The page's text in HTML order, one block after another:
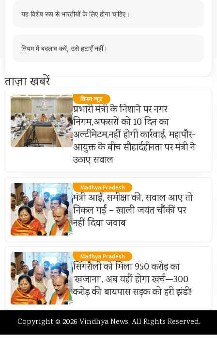
यह विशेष रूप से भारतीयों के लिए होना चाहिए।
नियम में बदलाव करें, उसे हटाएँ नहीं।
ताज़ा खबरें
विन्ध्य न्यूज़
प्रभारी मंत्री के निशाने पर नगर
निगम,अफसरों को 10 दिन का
अल्टीमेटम,नहीं होगी कार्रवाई, महापौर-
आयुक्त के बीच सौहार्दहीनता पर मंत्री ने
उठाए सवाल
Madhya Pradesh
मंत्री आईं, समीक्षा की, सवाल आए तो
निकल गईं – खाली जयंत चौंकीं पर
नहीं दिया जवाब
Madhya Pradesh
सिंगरौली को मिला 950 करोड़ का
‘खजाना’, अब यहीं होगा खर्च—300
करोड़ की बायपास सड़क को हरी झंडी!
Copyright © 2026 Vindhya News. All Rights Reserved.